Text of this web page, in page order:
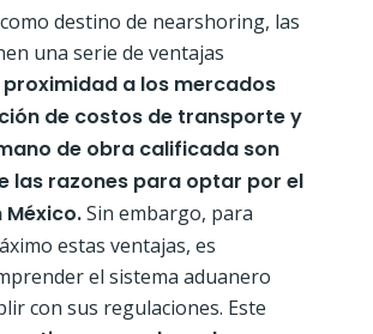
destino de nearshoring, las
una serie de ventajas
proximidad a los mercados
de costos de transporte y
de obra calificada son
las razones para optar por el
México.Sin embargo, para
estas ventajas, es
el sistema aduanero
con sus regulaciones. Este